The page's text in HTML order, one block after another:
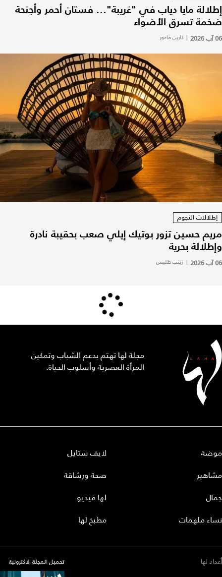
إطلالة مايا دياب في "غريبة"... فستان أحمر وأجنحة
ضخمة تسرق الأضواء
06 آب 2026 | كارين فاعور
إطلالات النجوم
مريم حسين تزور بوتيك إيلي صعب بحقيبة نادرة
وإطلالة بحرية
06 آب 2026 | زينب طليس
مجلة لها تهتم بدعم الشباب وتمكين
المرأة العصرية وأسلوب الحياة.
موضة
مشاهير
جمال
نساء ملهمات
لايف ستايل
صحة ورشاقة
لها فيديو
مطبخ لها
أعداد لها
تحميل المجلة الاكترونية